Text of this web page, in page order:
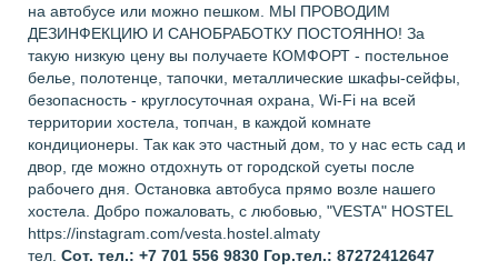
на автобусе или можно пешком. МЫ ПРОВОДИМ
ДЕЗИНФЕКЦИЮ И САНОБРАБОТКУ ПОСТОЯННО! За
такую низкую цену вы получаете КОМФОРТ - постельное
белье, полотенце, тапочки, металлические шкафы-сейфы,
безопасность - круглосуточная охрана, Wi-Fi на всей
территории хостела, топчан, в каждой комнате
кондиционеры. Так как это частный дом, то у нас есть сад и
двор, где можно отдохнуть от городской суеты после
рабочего дня. Остановка автобуса прямо возле нашего
хостела. Добро пожаловать, с любовью, "VESTA" HOSTEL
https://instagram.com/vesta.hostel.almaty
тел. Сот. тел.: +7 701 556 9830 Гор.тел.: 87272412647